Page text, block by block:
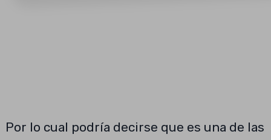
Por lo cual podría decirse que es una de las